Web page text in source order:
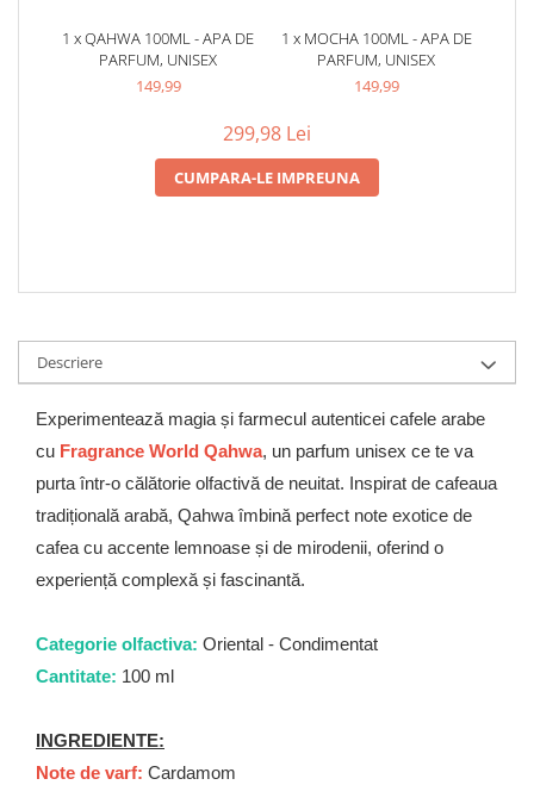
1 x QAHWA 100ML - APA DE
PARFUM, UNISEX
149,99
1 x MOCHA 100ML - APA DE
PARFUM, UNISEX
149,99
299,98 Lei
CUMPARA-LE IMPREUNA
Descriere
Experimentează magia și farmecul autenticei cafele arabe
cu Fragrance World Qahwa, un parfum unisex ce te va
purta într-o călătorie olfactivă de neuitat. Inspirat de cafeaua
tradițională arabă, Qahwa îmbină perfect note exotice de
cafea cu accente lemnoase și de mirodenii, oferind o
experiență complexă și fascinantă.
Categorie olfactiva: Oriental - Condimentat
Cantitate: 100 ml
INGREDIENTE:
Note de varf: Cardamom